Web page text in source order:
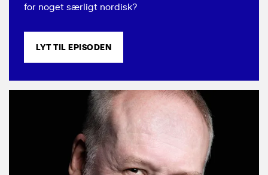
for noget særligt nordisk?
LYT TIL EPISODEN